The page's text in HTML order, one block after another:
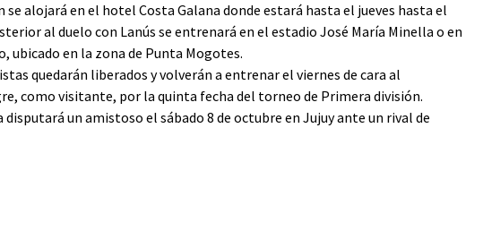
se alojará en el hotel Costa Galana donde estará hasta el jueves hasta el
al duelo con Lanús se entrenará en el estadio José María Minella o en
ubicado en la zona de Punta Mogotes.
quedarán liberados y volverán a entrenar el viernes de cara al
como visitante, por la quinta fecha del torneo de Primera división.
disputará un amistoso el sábado 8 de octubre en Jujuy ante un rival de